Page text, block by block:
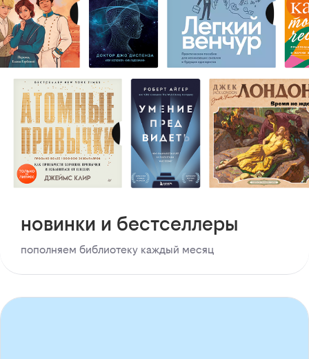
новинки и бестселлеры
пополняем библиотеку каждый месяц